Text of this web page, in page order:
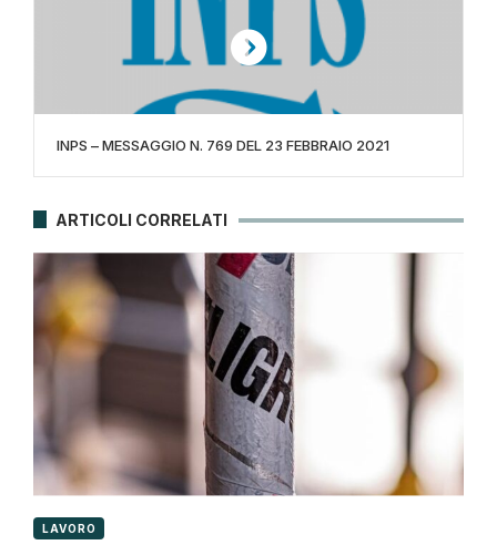
INPS – MESSAGGIO N. 769 DEL 23 FEBBRAIO 2021
ARTICOLI CORRELATI
LAVORO